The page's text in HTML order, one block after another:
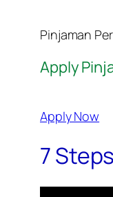
Pinjaman
Apply
Apply Now
7